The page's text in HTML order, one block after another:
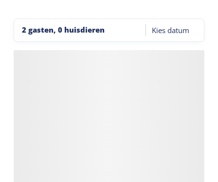
2 gasten, 0 huisdieren Kies datum